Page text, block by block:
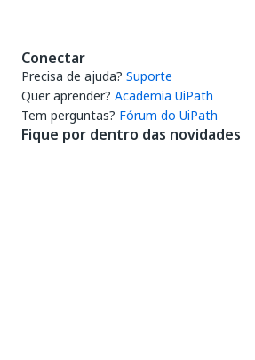
Conectar
Precisa de ajuda? Suporte
Quer aprender? Academia UiPath
Tem perguntas? Fórum do UiPath
Fique por dentro das novidades